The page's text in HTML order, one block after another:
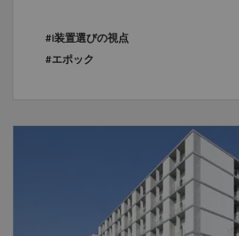
#i装置選びの視点
#エポック